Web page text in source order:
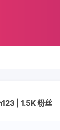
| 1.5K 粉丝